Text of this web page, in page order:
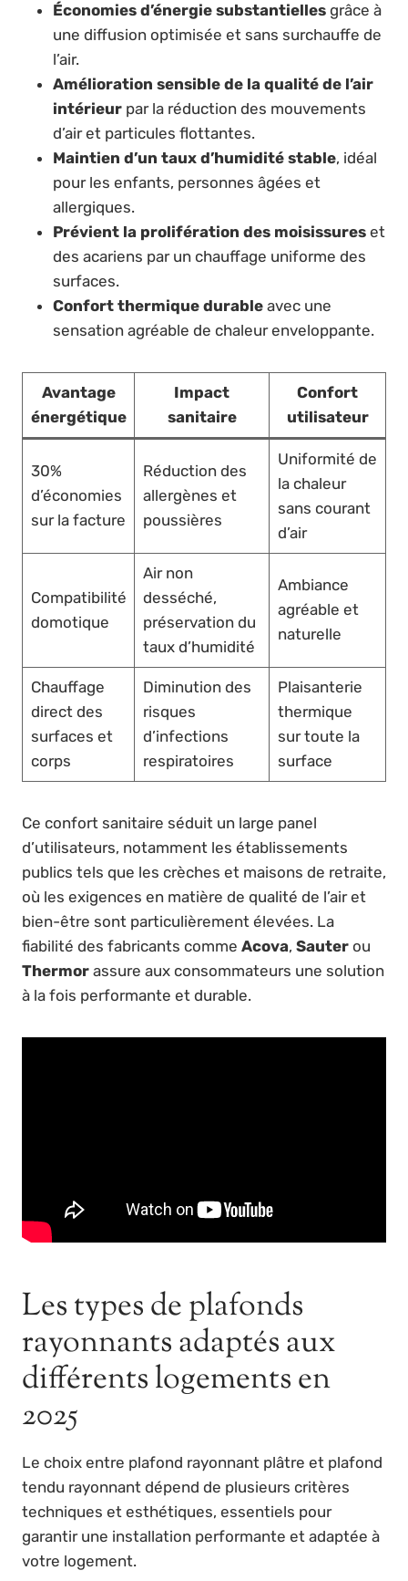
Économies d’énergie substantielles grâce à
une diffusion optimisée et sans surchauffe de
l’air.
Amélioration sensible de la qualité de l’air
intérieur par la réduction des mouvements
d’air et particules flottantes.
Maintien d’un taux d’humidité stable, idéal
pour les enfants, personnes âgées et
allergiques.
Prévient la prolifération des moisissures et
des acariens par un chauffage uniforme des
surfaces.
Confort thermique durable avec une
sensation agréable de chaleur enveloppante.
Avantage
énergétique
Impact
sanitaire
Confort
utilisateur
30%
d’économies
sur la facture
Réduction des
allergènes et
poussières
Uniformité de
la chaleur
sans courant
d’air
Compatibilité
domotique
Air non
desséché,
préservation du
taux d’humidité
Ambiance
agréable et
naturelle
Chauffage
direct des
surfaces et
corps
Diminution des
risques
d’infections
respiratoires
Plaisanterie
thermique
sur toute la
surface
Ce confort sanitaire séduit un large panel
d’utilisateurs, notamment les établissements
publics tels que les crèches et maisons de retraite,
où les exigences en matière de qualité de l’air et
bien-être sont particulièrement élevées. La
fiabilité des fabricants comme Acova, Sauter ou
Thermor assure aux consommateurs une solution
à la fois performante et durable.
Les types de plafonds
rayonnants adaptés aux
différents logements en
2025
Le choix entre plafond rayonnant plâtre et plafond
tendu rayonnant dépend de plusieurs critères
techniques et esthétiques, essentiels pour
garantir une installation performante et adaptée à
votre logement.